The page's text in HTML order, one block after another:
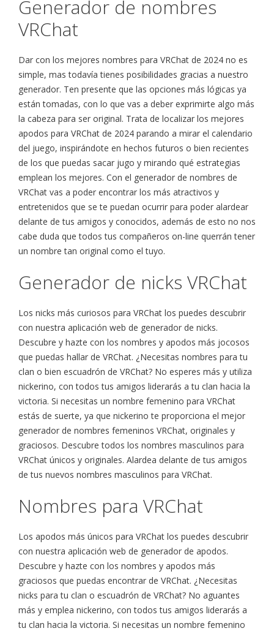
Generador de nombres
VRChat
Dar con los mejores nombres para VRChat de 2024 no es
simple, mas todavía tienes posibilidades gracias a nuestro
generador. Ten presente que las opciones más lógicas ya
están tomadas, con lo que vas a deber exprimirte algo más
la cabeza para ser original. Trata de localizar los mejores
apodos para VRChat de 2024 parando a mirar el calendario
del juego, inspirándote en hechos futuros o bien recientes
de los que puedas sacar jugo y mirando qué estrategias
emplean los mejores. Con el generador de nombres de
VRChat vas a poder encontrar los más atractivos y
entretenidos que se te puedan ocurrir para poder alardear
delante de tus amigos y conocidos, además de esto no nos
cabe duda que todos tus compañeros on-line querrán tener
un nombre tan original como el tuyo.
Generador de nicks VRChat
Los nicks más curiosos para VRChat los puedes descubrir
con nuestra aplicación web de generador de nicks.
Descubre y hazte con los nombres y apodos más jocosos
que puedas hallar de VRChat. ¿Necesitas nombres para tu
clan o bien escuadrón de VRChat? No esperes más y utiliza
nickerino, con todos tus amigos liderarás a tu clan hacia la
victoria. Si necesitas un nombre femenino para VRChat
estás de suerte, ya que nickerino te proporciona el mejor
generador de nombres femeninos VRChat, originales y
graciosos. Descubre todos los nombres masculinos para
VRChat únicos y originales. Alardea delante de tus amigos
de tus nuevos nombres masculinos para VRChat.
Nombres para VRChat
Los apodos más únicos para VRChat los puedes descubrir
con nuestra aplicación web de generador de apodos.
Descubre y hazte con los nombres y apodos más
graciosos que puedas encontrar de VRChat. ¿Necesitas
nicks para tu clan o escuadrón de VRChat? No aguantes
más y emplea nickerino, con todos tus amigos liderarás a
tu clan hacia la victoria. Si necesitas un nombre femenino